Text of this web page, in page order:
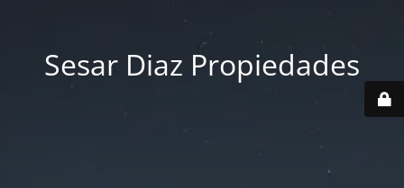
Sesar Diaz Propiedades